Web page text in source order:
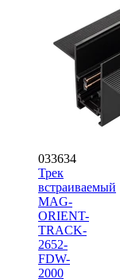
033634
Трек
встраиваемый
MAG-
ORIENT-
TRACK-
2652-
FDW-
2000